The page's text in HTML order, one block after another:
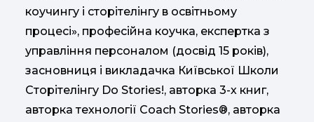
коучингу і сторітелінгу в освітньому
процесі», професійна коучка, експертка з
управління персоналом (досвід 15 років),
засновниця і викладачка Київської Школи
Сторітелінгу Do Stories!, авторка 3-х книг,
авторка технології Coach Stories®, авторка